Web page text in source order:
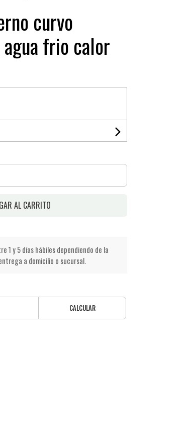
curvo
frio calor
AL CARRITO
1 y 5 días hábiles dependiendo de la
a domicilio o sucursal.
CALCULAR